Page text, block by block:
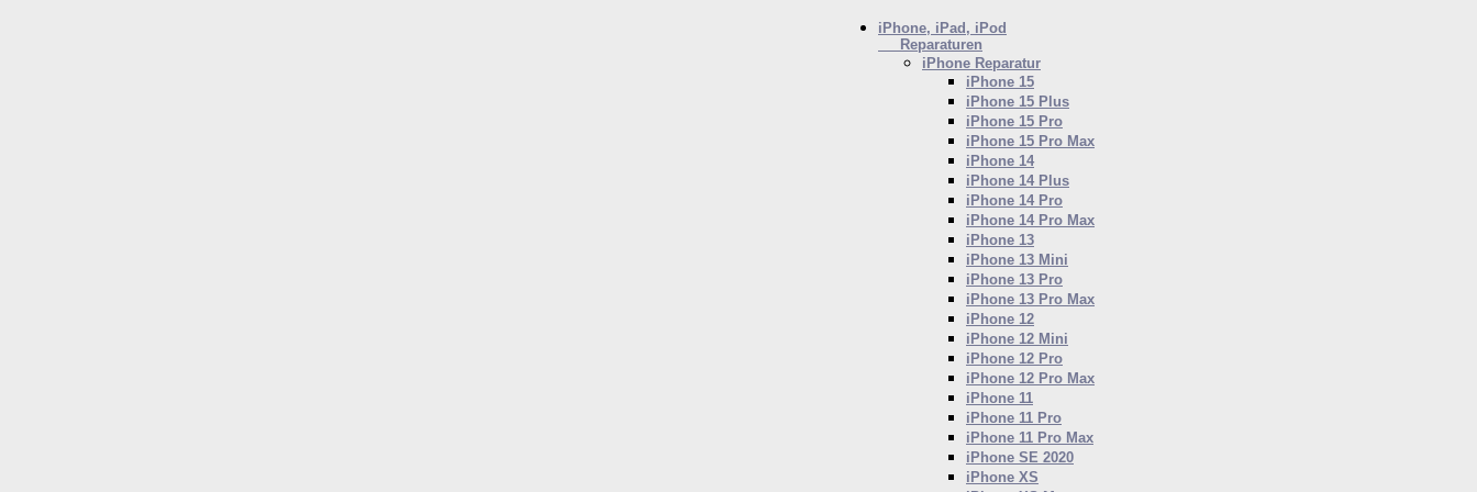
iPhone, iPad, iPod
Reparaturen
iPhone Reparatur
iPhone 15
iPhone 15 Plus
iPhone 15 Pro
iPhone 15 Pro Max
iPhone 14
iPhone 14 Plus
iPhone 14 Pro
iPhone 14 Pro Max
iPhone 13
iPhone 13 Mini
iPhone 13 Pro
iPhone 13 Pro Max
iPhone 12
iPhone 12 Mini
iPhone 12 Pro
iPhone 12 Pro Max
iPhone 11
iPhone 11 Pro
iPhone 11 Pro Max
iPhone SE 2020
iPhone XS